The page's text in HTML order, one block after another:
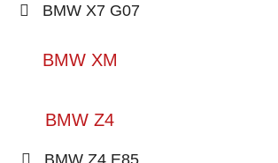
BMW X7 G07
BMW XM
BMW Z4
BMW Z4 E85